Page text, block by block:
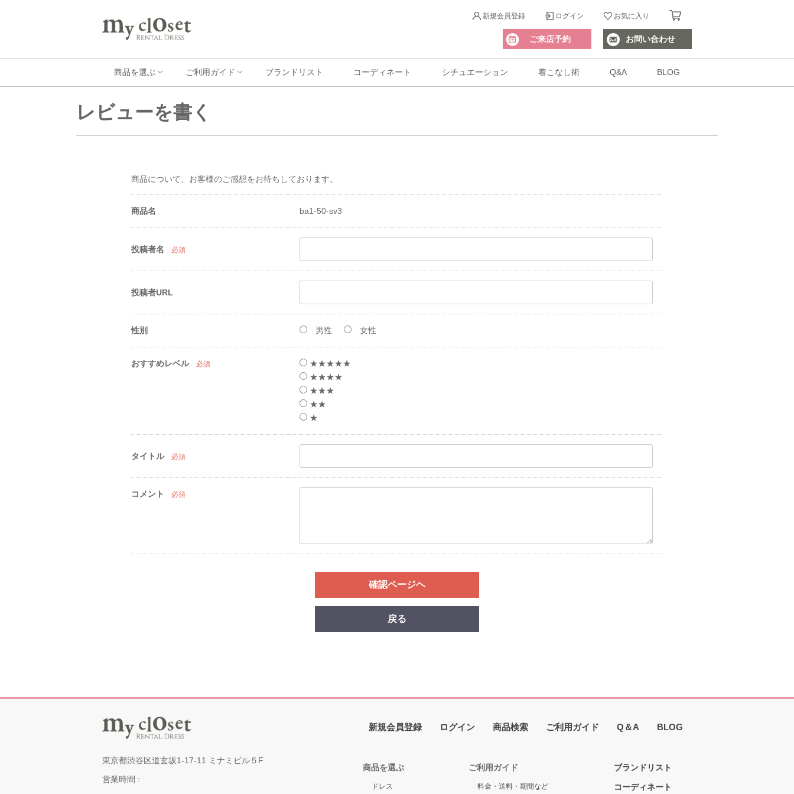
新規会員登録 ログイン お気に入り
ご来店予約 お問い合わせ
商品を選ぶ ご利用ガイド ブランドリスト コーディネート シチュエーション 着こなし術 Q&A BLOG
レビューを書く
商品について、お客様のご感想をお待ちしております。
商品名 ba1-50-sv3
投稿者名 必須
投稿者URL
性別 男性 女性
おすすめレベル 必須
★★★★★
★★★★
★★★
★★
★
タイトル 必須
コメント 必須
確認ページヘ
戻る
東京都渋谷区道玄坂1-17-11 ミナミビル５F
営業時間 :
新規会員登録 ログイン 商品検索 ご利用ガイド Q＆A BLOG
商品を選ぶ
ドレス
ご利用ガイド
料金・送料・期間など
ブランドリスト
コーディネート